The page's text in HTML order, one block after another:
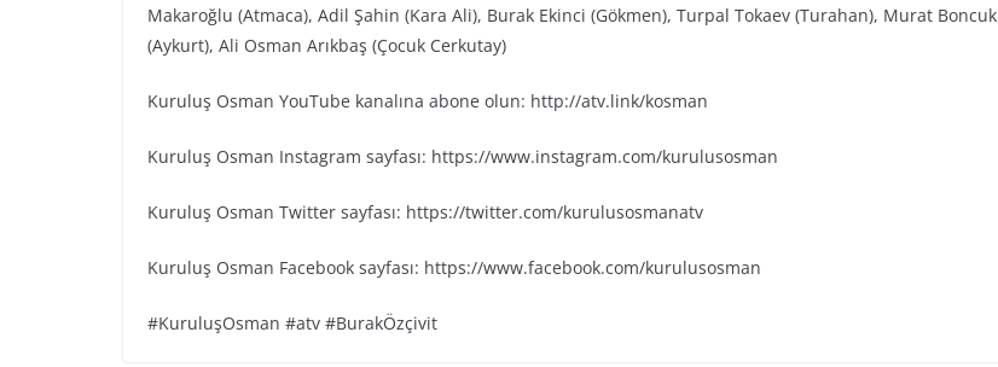
Makaroğlu (Atmaca), Adil Şahin (Kara Ali), Burak Ekinci (Gökmen), Turpal Tokaev (Turahan), Murat Boncuk
(Aykurt), Ali Osman Arıkbaş (Çocuk Cerkutay)
Kuruluş Osman YouTube kanalına abone olun: http://atv.link/kosman
Kuruluş Osman Instagram sayfası: https://www.instagram.com/kurulusosman
Kuruluş Osman Twitter sayfası: https://twitter.com/kurulusosmanatv
Kuruluş Osman Facebook sayfası: https://www.facebook.com/kurulusosman
#KuruluşOsman #atv #BurakÖzçivit